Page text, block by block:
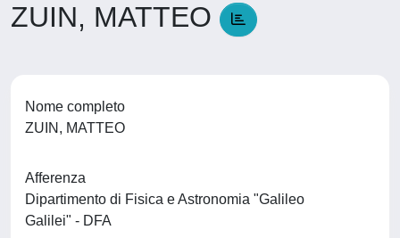
ZUIN, MATTEO
Nome completo
ZUIN, MATTEO
Afferenza
Dipartimento di Fisica e Astronomia "Galileo
Galilei" - DFA